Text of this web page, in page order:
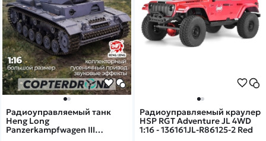
Радиоуправляемый танк
Heng Long
Panzerkampfwagen III
Радиоуправляемый краулер
HSP RGT Adventure JL 4WD
1:16 - 136161JL-R86125-2 Red